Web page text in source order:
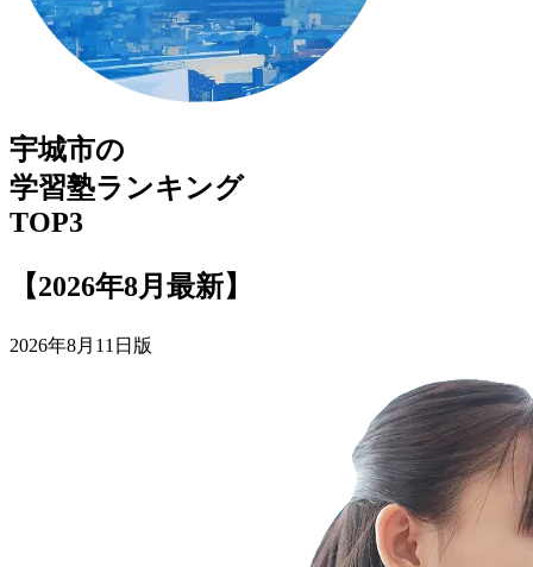
宇城市の
学習塾ランキング
TOP3
【2026年8月最新】
2026年8月11日版